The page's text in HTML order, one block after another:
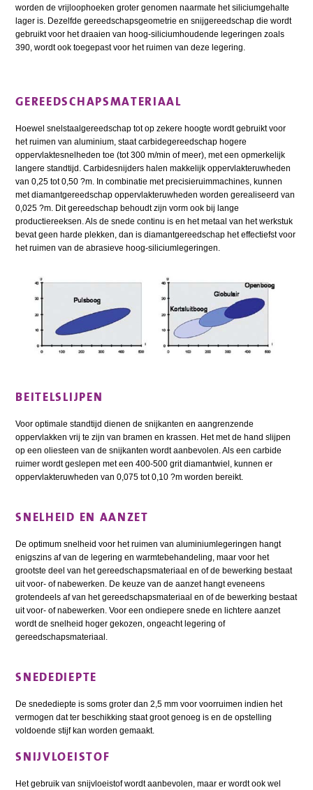
worden de vrijloophoeken groter genomen naarmate het siliciumgehalte
lager is. Dezelfde gereedschapsgeometrie en snijgereedschap die wordt
gebruikt voor het draaien van hoog-siliciumhoudende legeringen zoals
390, wordt ook toegepast voor het ruimen van deze legering.
GEREEDSCHAPSMATERIAAL
Hoewel snelstaalgereedschap tot op zekere hoogte wordt gebruikt voor
het ruimen van aluminium, staat carbidegereedschap hogere
oppervlaktesnelheden toe (tot 300 m/min of meer), met een opmerkelijk
langere standtijd. Carbidesnijders halen makkelijk oppervlakteruwheden
van 0,25 tot 0,50 ?m. In combinatie met precisieruimmachines, kunnen
met diamantgereedschap oppervlakteruwheden worden gerealiseerd van
0,025 ?m. Dit gereedschap behoudt zijn vorm ook bij lange
productiereeksen. Als de snede continu is en het metaal van het werkstuk
bevat geen harde plekken, dan is diamantgereedschap het effectiefst voor
het ruimen van de abrasieve hoog-siliciumlegeringen.
BEITELSLIJPEN
Voor optimale standtijd dienen de snijkanten en aangrenzende
oppervlakken vrij te zijn van bramen en krassen. Het met de hand slijpen
op een oliesteen van de snijkanten wordt aanbevolen. Als een carbide
ruimer wordt geslepen met een 400-500 grit diamantwiel, kunnen er
oppervlakteruwheden van 0,075 tot 0,10 ?m worden bereikt.
SNELHEID EN AANZET
De optimum snelheid voor het ruimen van aluminiumlegeringen hangt
enigszins af van de legering en warmtebehandeling, maar voor het
grootste deel van het gereedschapsmateriaal en of de bewerking bestaat
uit voor- of nabewerken. De keuze van de aanzet hangt eveneens
grotendeels af van het gereedschapsmateriaal en of de bewerking bestaat
uit voor- of nabewerken. Voor een ondiepere snede en lichtere aanzet
wordt de snelheid hoger gekozen, ongeacht legering of
gereedschapsmateriaal.
SNEDEDIEPTE
De snedediepte is soms groter dan 2,5 mm voor voorruimen indien het
vermogen dat ter beschikking staat groot genoeg is en de opstelling
voldoende stijf kan worden gemaakt.
SNIJVLOEISTOF
Het gebruik van snijvloeistof wordt aanbevolen, maar er wordt ook wel